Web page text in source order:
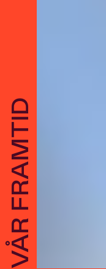
VÅR FRAMTID